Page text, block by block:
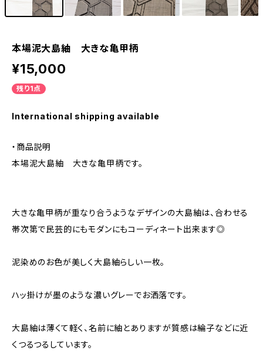
本場泥大島紬 大きな亀甲柄
¥15,000
残り1点
International shipping available
・商品説明
本場泥大島紬 大きな亀甲柄です。
大きな亀甲柄が重なり合うようなデザインの大島紬は、合わせる
帯次第で民芸的にもモダンにもコーディネート出来ます◎
泥染めのお色が美しく大島紬らしい一枚。
ハッ掛けが墨のような濃いグレーでお洒落です。
大島紬は薄くて軽く、名前に紬とありますが質感は綸子などに近
くつるつるしています。